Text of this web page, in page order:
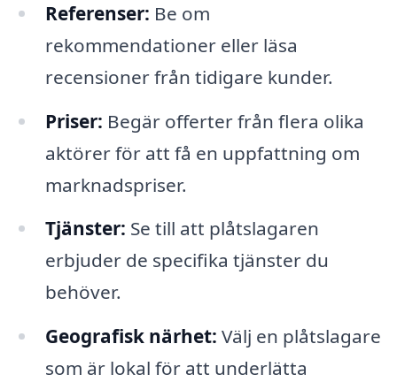
Referenser: Be om
rekommendationer eller läsa
recensioner från tidigare kunder.
Priser: Begär offerter från flera olika
aktörer för att få en uppfattning om
marknadspriser.
Tjänster: Se till att plåtslagaren
erbjuder de specifika tjänster du
behöver.
Geografisk närhet: Välj en plåtslagare
som är lokal för att underlätta